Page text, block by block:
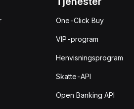
One-Click Buy
VIP-program
Henvisningsprogram
Skatte-API
Open Banking API